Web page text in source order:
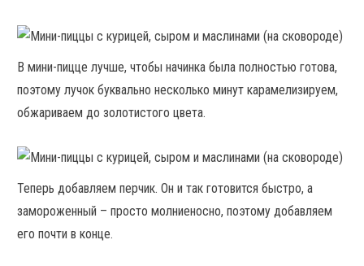
В мини-пицце лучше, чтобы начинка была полностью готова,
поэтому лучок буквально несколько минут карамелизируем,
обжариваем до золотистого цвета.
Теперь добавляем перчик. Он и так готовится быстро, а
замороженный – просто молниеносно, поэтому добавляем
его почти в конце.